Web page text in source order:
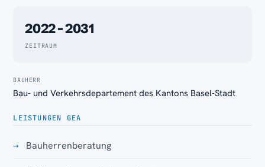
2022 - 2031
ZEITRAUM
BAUHERR
Bau- und Verkehrsdepartement des Kantons Basel-Stadt
LEISTUNGEN GEA
Bauherrenberatung